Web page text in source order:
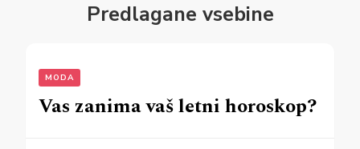
Predlagane vsebine
MODA
Vas zanima vaš letni horoskop?